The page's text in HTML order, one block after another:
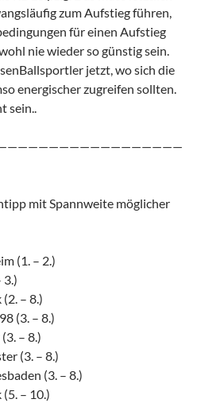
zum Aufstieg führen,
für einen Aufstieg
nie wieder so günstig sein.
jetzt, wo sich die
energischer zugreifen sollten.
sein..
mit Spannweite möglicher
(1. – 2.)
3.)
– 8.)
(3. – 8.)
– 8.)
(3. – 8.)
(3. – 8.)
– 10.)